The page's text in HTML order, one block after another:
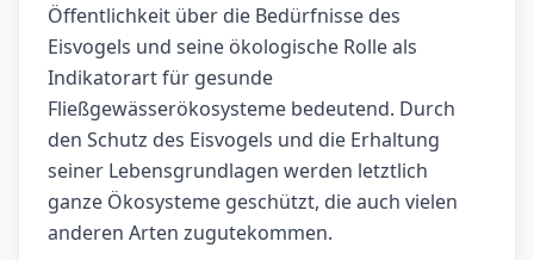
Öffentlichkeit über die Bedürfnisse des
Eisvogels und seine ökologische Rolle als
Indikatorart für gesunde
Fließgewässerökosysteme bedeutend. Durch
den Schutz des Eisvogels und die Erhaltung
seiner Lebensgrundlagen werden letztlich
ganze Ökosysteme geschützt, die auch vielen
anderen Arten zugutekommen.